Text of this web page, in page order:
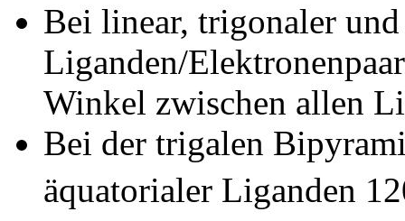
Bei linear, trigonaler
Liganden/
Winkel zwischen allen
Bei der trigalen
äquatorialer Liganden